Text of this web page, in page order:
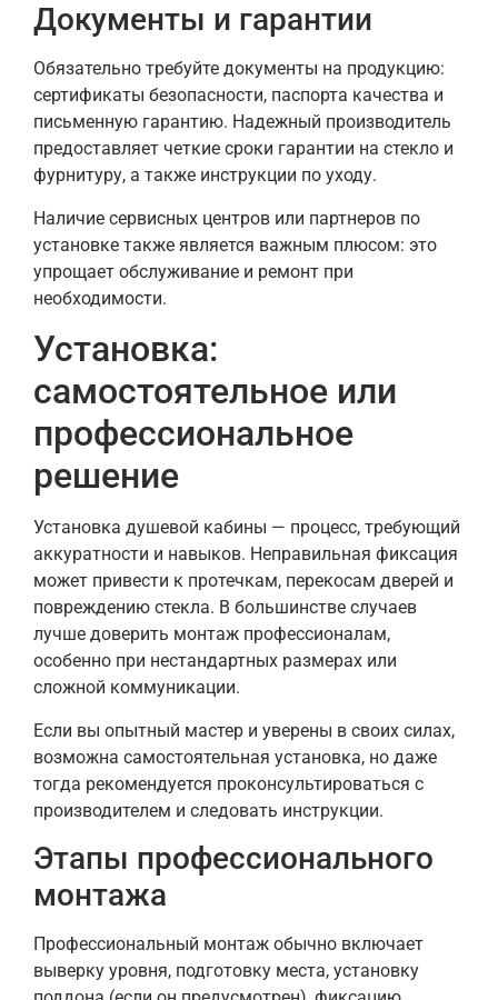
Документы и гарантии
Обязательно требуйте документы на продукцию:
сертификаты безопасности, паспорта качества и
письменную гарантию. Надежный производитель
предоставляет четкие сроки гарантии на стекло и
фурнитуру, а также инструкции по уходу.
Наличие сервисных центров или партнеров по
установке также является важным плюсом: это
упрощает обслуживание и ремонт при
необходимости.
Установка:
самостоятельное или
профессиональное
решение
Установка душевой кабины — процесс, требующий
аккуратности и навыков. Неправильная фиксация
может привести к протечкам, перекосам дверей и
повреждению стекла. В большинстве случаев
лучше доверить монтаж профессионалам,
особенно при нестандартных размерах или
сложной коммуникации.
Если вы опытный мастер и уверены в своих силах,
возможна самостоятельная установка, но даже
тогда рекомендуется проконсультироваться с
производителем и следовать инструкции.
Этапы профессионального
монтажа
Профессиональный монтаж обычно включает
выверку уровня, подготовку места, установку